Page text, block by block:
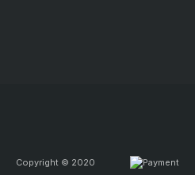
Copyright © 2020